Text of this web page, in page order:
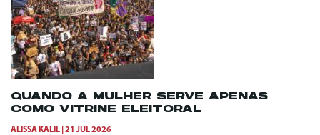
QUANDO A MULHER SERVE APENAS
COMO VITRINE ELEITORAL
ALISSA KALIL 21 JUL 2026